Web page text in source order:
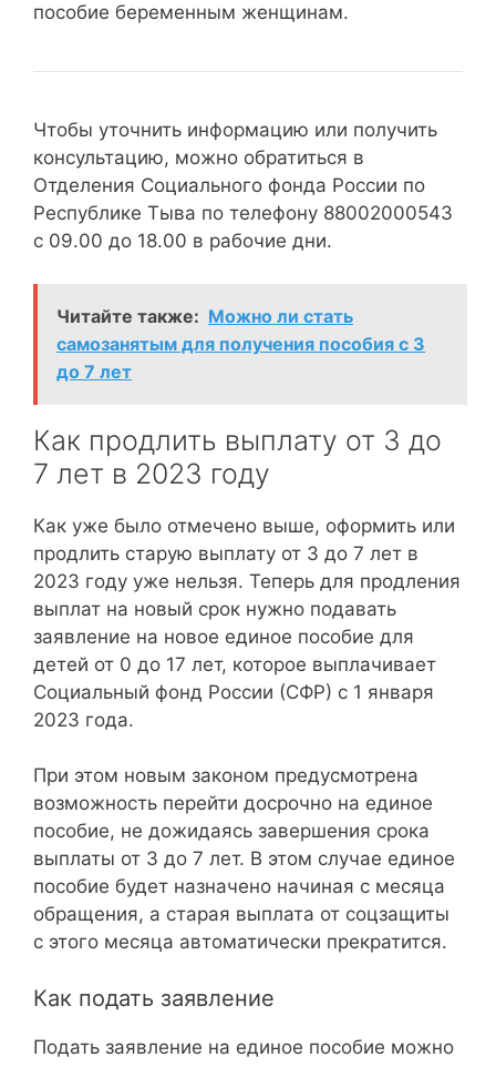
пособие беременным женщинам.
Чтобы уточнить информацию или получить
консультацию, можно обратиться в
Отделения Социального фонда России по
Республике Тыва по телефону 88002000543
с 09.00 до 18.00 в рабочие дни.
Читайте также: Можно ли стать
самозанятым для получения пособия с 3
до 7 лет
Как продлить выплату от 3 до
7 лет в 2023 году
Как уже было отмечено выше, оформить или
продлить старую выплату от 3 до 7 лет в
2023 году уже нельзя. Теперь для продления
выплат на новый срок нужно подавать
заявление на новое единое пособие для
детей от 0 до 17 лет, которое выплачивает
Социальный фонд России (СФР) с 1 января
2023 года.
При этом новым законом предусмотрена
возможность перейти досрочно на единое
пособие, не дожидаясь завершения срока
выплаты от 3 до 7 лет. В этом случае единое
пособие будет назначено начиная с месяца
обращения, а старая выплата от соцзащиты
с этого месяца автоматически прекратится.
Как подать заявление
Подать заявление на единое пособие можно